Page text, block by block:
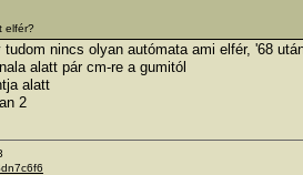
elfér?
nincs olyan autómata ami elfér, '68
alatt pár cm-re a gumitól
alatt
2